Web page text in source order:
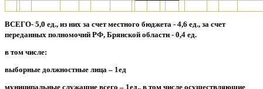
ВСЕГО- 5,0 ед., из них за счет местного бюджета - 4,6 ед., за счет
переданных полномочий РФ, Брянской области - 0,4 ед.
в том числе:
выборные должностные лица – 1ед
муниципальные служащие всего – 1ед., в том числе осуществляющие